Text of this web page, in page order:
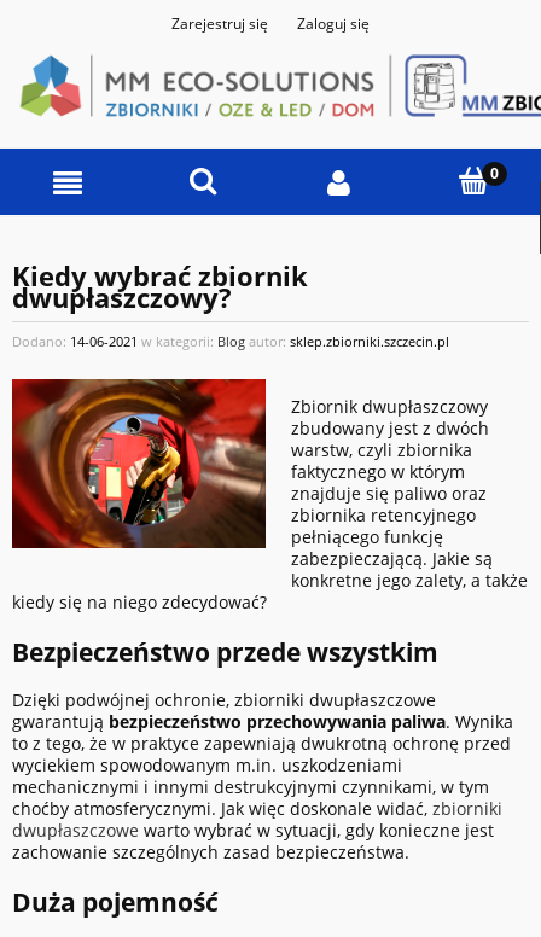
Zarejestruj się Zaloguj się
Kiedy wybrać zbiornik
dwupłaszczowy?
Dodano: 14-06-2021 w kategorii: Blog autor: sklep.zbiorniki.szczecin.pl
Zbiornik dwupłaszczowy
zbudowany jest z dwóch
warstw, czyli zbiornika
faktycznego w którym
znajduje się paliwo oraz
zbiornika retencyjnego
pełniącego funkcję
zabezpieczającą. Jakie są
konkretne jego zalety, a także
kiedy się na niego zdecydować?
Bezpieczeństwo przede wszystkim
Dzięki podwójnej ochronie, zbiorniki dwupłaszczowe
gwarantują bezpieczeństwo przechowywania paliwa. Wynika
to z tego, że w praktyce zapewniają dwukrotną ochronę przed
wyciekiem spowodowanym m.in. uszkodzeniami
mechanicznymi i innymi destrukcyjnymi czynnikami, w tym
choćby atmosferycznymi. Jak więc doskonale widać, zbiorniki
dwupłaszczowe warto wybrać w sytuacji, gdy konieczne jest
zachowanie szczególnych zasad bezpieczeństwa.
Duża pojemność